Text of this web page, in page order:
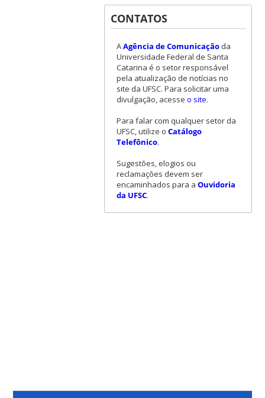
CONTATOS
AAgência de Comunicaçãoda
Universidade Federal de Santa
Catarina é o setor responsável
pela atualização de notícias no
site da UFSC. Para solicitar uma
divulgação, acesse o site.
Para falar com qualquer setor da
UFSC, utilize o Catálogo
Telefônico.
Sugestões, elogios ou
reclamações devem ser
encaminhados para a Ouvidoria
da UFSC.